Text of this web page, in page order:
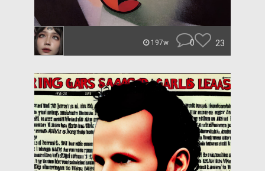
197w 0 23